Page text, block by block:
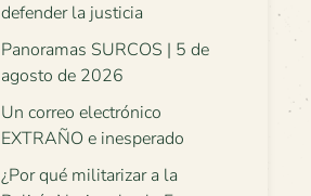
defender la justicia
Panoramas SURCOS | 5 de
agosto de 2026
Un correo electrónico
EXTRAÑO e inesperado
¿Por qué militarizar a la